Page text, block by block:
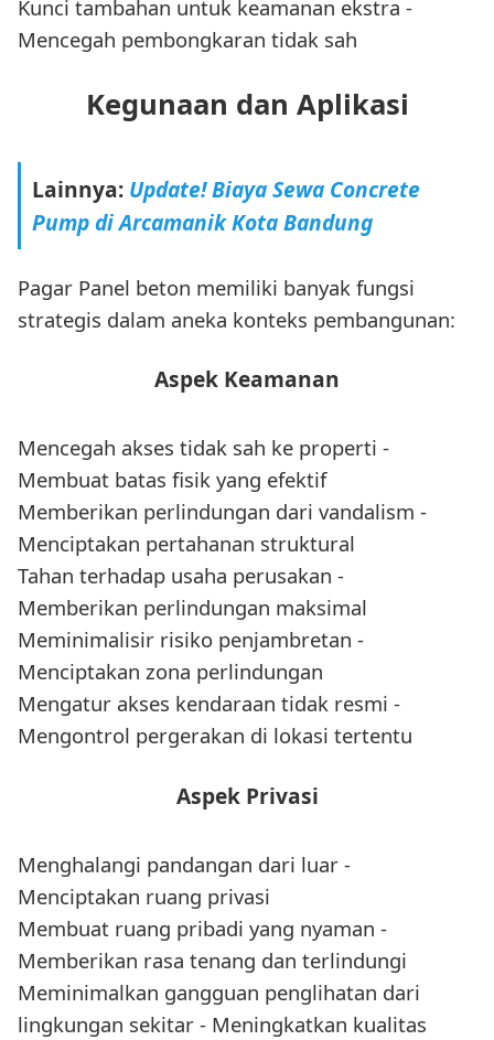
Kunci tambahan untuk keamanan ekstra -
Mencegah pembongkaran tidak sah
Kegunaan dan Aplikasi
Lainnya: Update! Biaya Sewa Concrete
Pump di Arcamanik Kota Bandung
Pagar Panel beton memiliki banyak fungsi
strategis dalam aneka konteks pembangunan:
Aspek Keamanan
Mencegah akses tidak sah ke properti -
Membuat batas fisik yang efektif
Memberikan perlindungan dari vandalism -
Menciptakan pertahanan struktural
Tahan terhadap usaha perusakan -
Memberikan perlindungan maksimal
Meminimalisir risiko penjambretan -
Menciptakan zona perlindungan
Mengatur akses kendaraan tidak resmi -
Mengontrol pergerakan di lokasi tertentu
Aspek Privasi
Menghalangi pandangan dari luar -
Menciptakan ruang privasi
Membuat ruang pribadi yang nyaman -
Memberikan rasa tenang dan terlindungi
Meminimalkan gangguan penglihatan dari
lingkungan sekitar - Meningkatkan kualitas